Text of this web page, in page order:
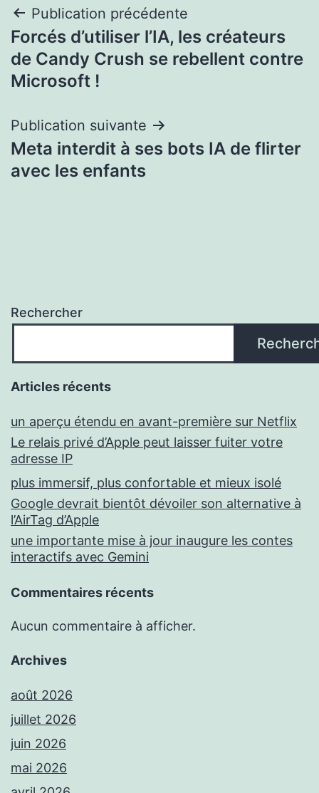
Navigation
de
l’article
Publication précédente
Forcés d’utiliser l’IA, les créateurs
de Candy Crush se rebellent contre
Microsoft !
Publication suivante
Meta interdit à ses bots IA de flirter
avec les enfants
Rechercher
Articles récents
un aperçu étendu en avant-première sur Netflix
Le relais privé d’Apple peut laisser fuiter votre
adresse IP
plus immersif, plus confortable et mieux isolé
Google devrait bientôt dévoiler son alternative à
l’AirTag d’Apple
une importante mise à jour inaugure les contes
interactifs avec Gemini
Commentaires récents
Aucun commentaire à afficher.
Archives
août 2026
juillet 2026
juin 2026
mai 2026